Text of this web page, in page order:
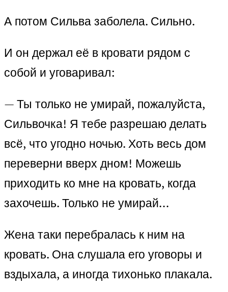
А потом Сильва заболела. Сильно.
И он держал её в кровати рядом с
собой и уговаривал:
— Ты только не умирай, пожалуйста,
Сильвочка! Я тебе разрешаю делать
всё, что угодно ночью. Хоть весь дом
переверни вверх дном! Можешь
приходить ко мне на кровать, когда
захочешь. Только не умирай…
Жена таки перебралась к ним на
кровать. Она слушала его уговоры и
вздыхала, а иногда тихонько плакала.